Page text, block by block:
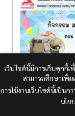
สร้า
เว็บไซต์นี้มีการเก็บคุกกี้
สามารถศึกษาเพิ่ม
การใช้งานเว็บไซต์นี้เป็น
นโย